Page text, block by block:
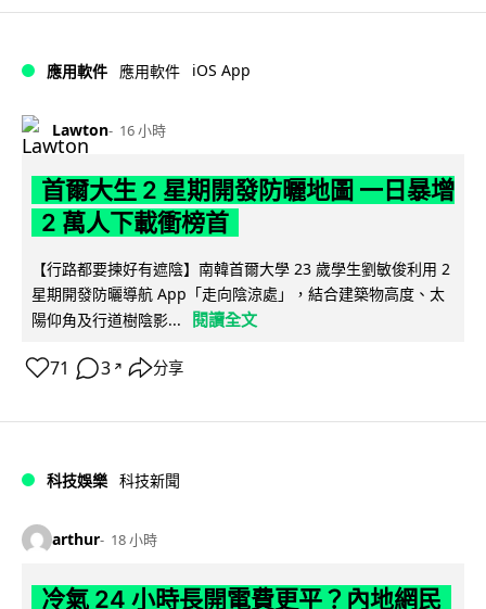
應用軟件 應用軟件 iOS App
Lawton 16 小時
首爾大生 2 星期開發防曬地圖 一日暴增
2 萬人下載衝榜首
【行路都要揀好有遮陰】南韓首爾大學 23 歲學生劉敏俊利用 2
星期開發防曬導航 App「走向陰涼處」，結合建築物高度、太
陽仰角及行道樹陰影...
閱讀全文
71 3 ↗ 分享
科技娛樂 科技新聞
arthur 18 小時
冷氣 24 小時長開電費更平？內地網民